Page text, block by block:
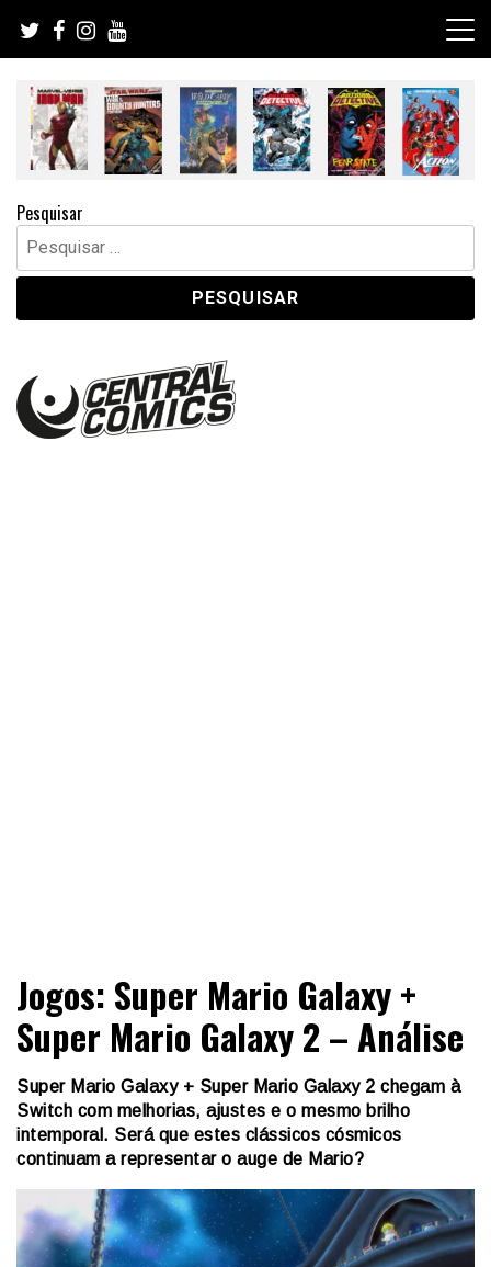
content
Pesquisar
Pesquisar
por:
Central Comics
Jogos: Super Mario Galaxy +
Super Mario Galaxy 2 – Análise
Super Mario Galaxy + Super Mario Galaxy 2 chegam à
Switch com melhorias, ajustes e o mesmo brilho
intemporal. Será que estes clássicos cósmicos
continuam a representar o auge de Mario?